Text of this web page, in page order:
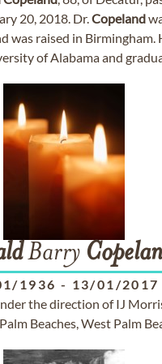
20, 2018. Dr.Copeland
was raised in Birmingham.
of Alabama and
Barry
1936 - 13/01/2017
the direction of IJ
Beaches, West Palm